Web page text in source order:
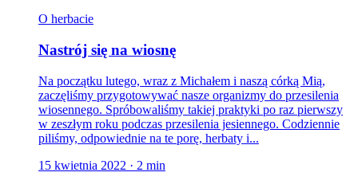
O herbacie
Nastrój się na wiosnę
Na początku lutego, wraz z Michałem i naszą córką Mią,
zaczęliśmy przygotowywać nasze organizmy do przesilenia
wiosennego. Spróbowaliśmy takiej praktyki po raz pierwszy
w zeszłym roku podczas przesilenia jesiennego. Codziennie
piliśmy, odpowiednie na te porę, herbaty i...
15 kwietnia 2022 · 2 min